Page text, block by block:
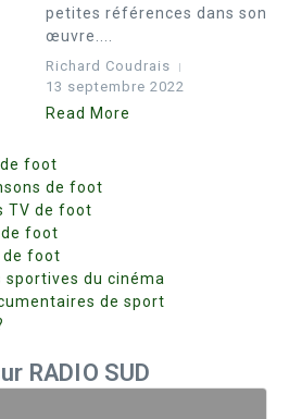
petites références dans son
œuvre....
Richard Coudrais
13 septembre 2022
Read More
de foot
de foot
TV de foot
foot
de foot
du cinéma
de sport
RADIO SUD